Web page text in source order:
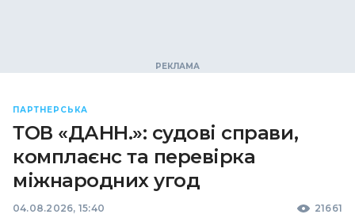
ПАРТНЕРСЬКА
ТОВ «ДАНН.»: судові справи,
комплаєнс та перевірка
міжнародних угод
04.08.2026, 15:40 21661